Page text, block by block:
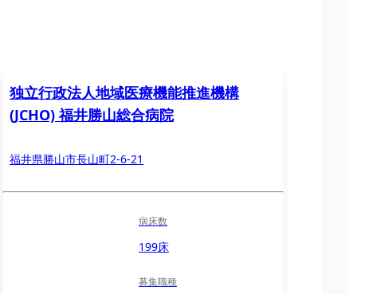
独立行政法人地域医療機能推進機構
(JCHO) 福井勝山総合病院
福井県勝山市長山町2-6-21
病床数
199床
募集職種